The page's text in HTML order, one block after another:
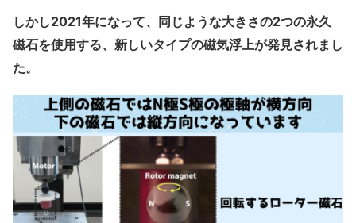
しかし2021年になって、同じような大きさの2つの永久
磁石を使用する、新しいタイプの磁気浮上が発見されまし
た。